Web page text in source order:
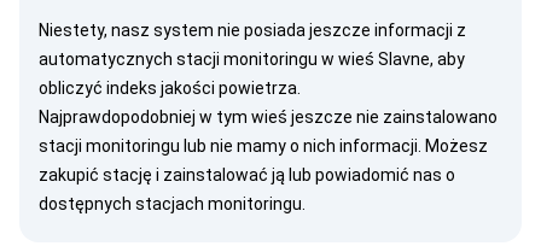
Niestety, nasz system nie posiada jeszcze informacji z
automatycznych stacji monitoringu w wieś Slavne, aby
obliczyć indeks jakości powietrza.
Najprawdopodobniej w tym wieś jeszcze nie zainstalowano
stacji monitoringu lub nie mamy o nich informacji. Możesz
zakupić stację i zainstalować ją lub powiadomić nas o
dostępnych stacjach monitoringu.